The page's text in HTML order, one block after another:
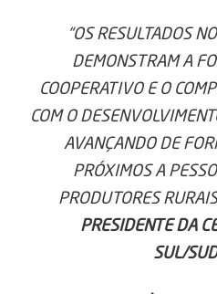
“OS RESULTADOS
DEMONSTRAM A
COOPERATIVO E O
COM O
AVANÇANDO DE
PRÓXIMOS A
PRODUTORES
PRESIDENTE DA
SUL/